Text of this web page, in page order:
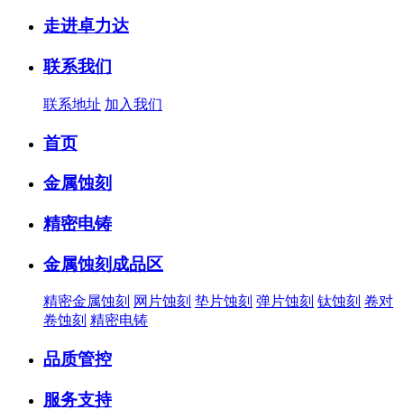
走进卓力达
联系我们
联系地址 加入我们
首页
金属蚀刻
精密电铸
金属蚀刻成品区
精密金属蚀刻 网片蚀刻 垫片蚀刻 弹片蚀刻 钛蚀刻 卷对
卷蚀刻 精密电铸
品质管控
服务支持